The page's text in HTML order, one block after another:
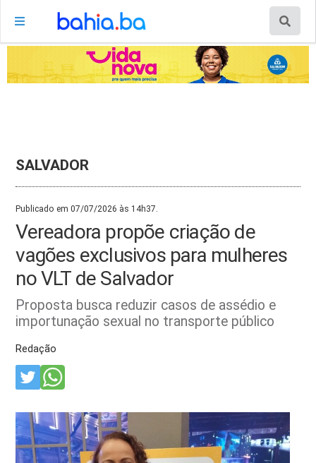
SALVADOR
Publicado em 07/07/2026 às 14h37.
Vereadora propõe criação de
vagões exclusivos para mulheres
no VLT de Salvador
Proposta busca reduzir casos de assédio e
importunação sexual no transporte público
Redação